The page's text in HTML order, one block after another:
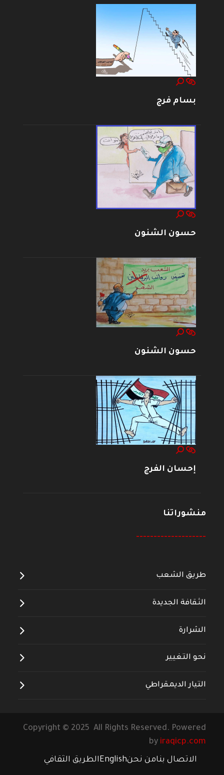
بسام فرج
حسون الشنون
حسون الشنون
إحسان الفرج
منشوراتنا
--------------------
طريق الشعب
الثقافة الجديدة
الشرارة
نحو التغيير
التيار الديمقراطي
Copyright © 2025 All Rights Reserved. Powered
by iraqicp.com
الاتصال بنامن نحنEnglishالطريق الثقافي